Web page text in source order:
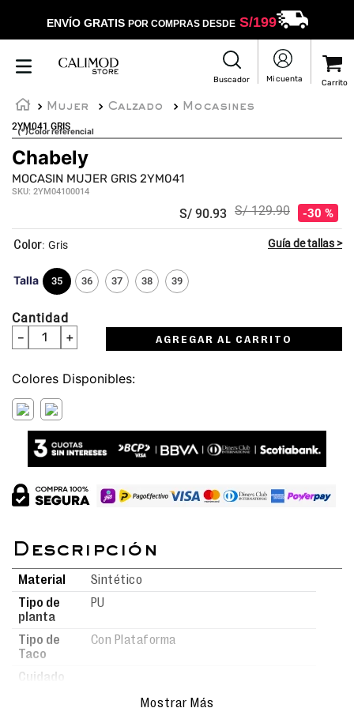
ENVÍO GRATIS POR COMPRAS DESDES/199
Mujer Calzado
Mocasines
2YM041 GRIS
(*)Color referencial
Chabely
MOCASIN MUJER GRIS 2YM041
SKU: 2YM04100014
S/ 90.93 S/ 129.90 30 %
Talla 35 36 37 38 39
: Gris
Cantidad
＋
－ AGREGAR AL CARRITO
Colores
Material
Sintético
Tipo de
planta
PU
Tipo de
Taco
Con Plataforma
Cuidado
óptimas condiciones, límpialos con
Mostrar Más